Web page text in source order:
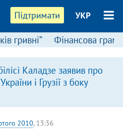
Підтримати УКР
гривні” Фінансова
Каладзе заявив про
і Грузії з боку
2010, 13:36